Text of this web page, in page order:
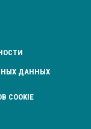
ДАННЫХ